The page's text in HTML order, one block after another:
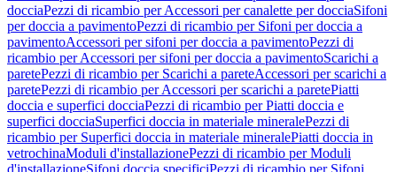
docciaPezzi di ricambio per Accessori per canalette per docciaSifoni
per doccia a pavimentoPezzi di ricambio per Sifoni per doccia a
pavimentoAccessori per sifoni per doccia a pavimentoPezzi di
ricambio per Accessori per sifoni per doccia a pavimentoScarichi a
paretePezzi di ricambio per Scarichi a pareteAccessori per scarichi a
paretePezzi di ricambio per Accessori per scarichi a paretePiatti
doccia e superfici docciaPezzi di ricambio per Piatti doccia e
superfici docciaSuperfici doccia in materiale mineralePezzi di
ricambio per Superfici doccia in materiale mineralePiatti doccia in
vetrochinaModuli d'installazionePezzi di ricambio per Moduli
d'installazioneSifoni doccia specificiPezzi di ricambio per Sifoni